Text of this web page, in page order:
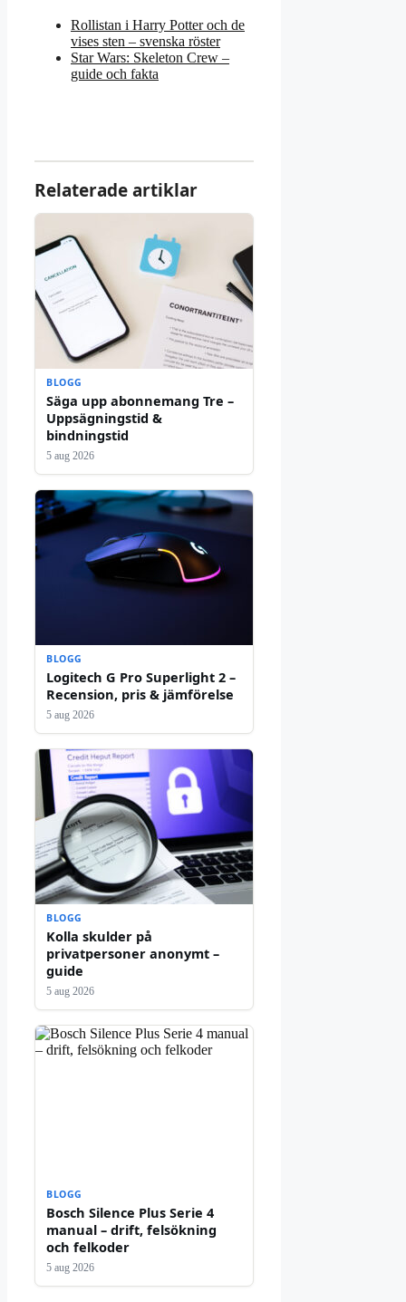
Rollistan i Harry Potter och de
vises sten – svenska röster
Star Wars: Skeleton Crew –
guide och fakta
Relaterade artiklar
BLOGG
Säga upp abonnemang Tre –
Uppsägningstid &
bindningstid
5 aug 2026
BLOGG
Logitech G Pro Superlight 2 –
Recension, pris & jämförelse
5 aug 2026
BLOGG
Kolla skulder på
privatpersoner anonymt –
guide
5 aug 2026
BLOGG
Bosch Silence Plus Serie 4
manual – drift, felsökning
och felkoder
5 aug 2026